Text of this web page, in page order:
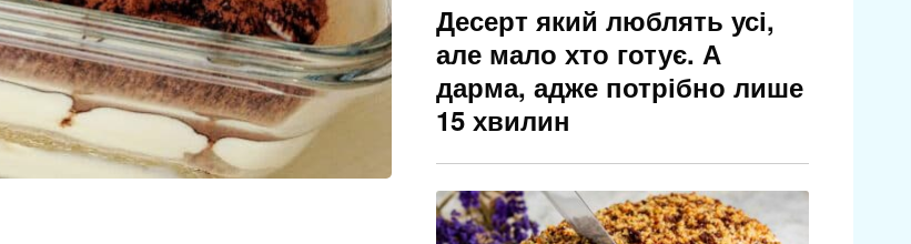
Десерт який люблять усі,
але мало хто готує. А
дарма, адже потрібно лише
15 хвилин